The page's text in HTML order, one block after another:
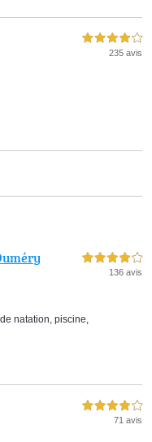
4,0 étoiles sur 5
235 avis
4,0 étoiles sur 5
136 avis
natation, piscine,
4,0 étoiles sur 5
71 avis